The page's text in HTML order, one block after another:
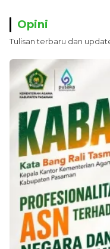
Opini
Tulisan terbaru dan